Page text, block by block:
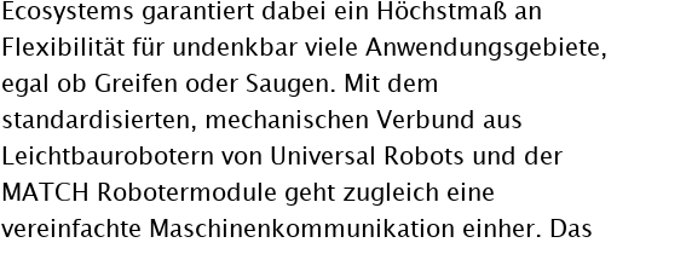
Ecosystems garantiert dabei ein Höchstmaß an
Flexibilität für undenkbar viele Anwendungsgebiete,
egal ob Greifen oder Saugen. Mit dem
standardisierten, mechanischen Verbund aus
Leichtbaurobotern von Universal Robots und der
MATCH Robotermodule geht zugleich eine
vereinfachte Maschinenkommunikation einher. Das